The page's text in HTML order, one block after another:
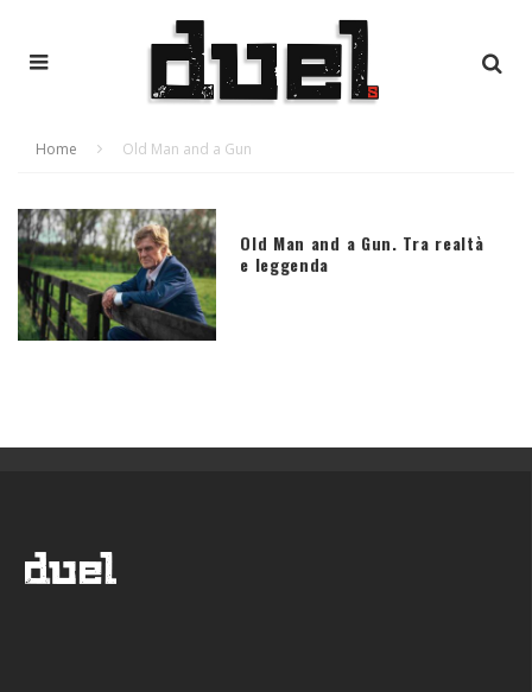
Home Old Man and a Gun
Old Man and a Gun. Tra realtà
e leggenda